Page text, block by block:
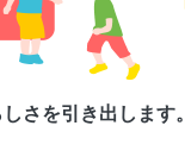
さを引き出します